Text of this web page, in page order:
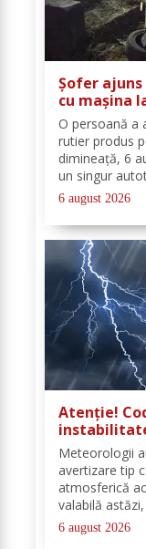
Șofer
cu mașina
O persoană a
rutier produs
dimineață, 6
un singur
timp,
cu o
6 august 2026
Atenție!
Botoșani
Meteorologii
avertizare tip
atmosferică
valabilă
menționat vor
accentuată
6 august 2026